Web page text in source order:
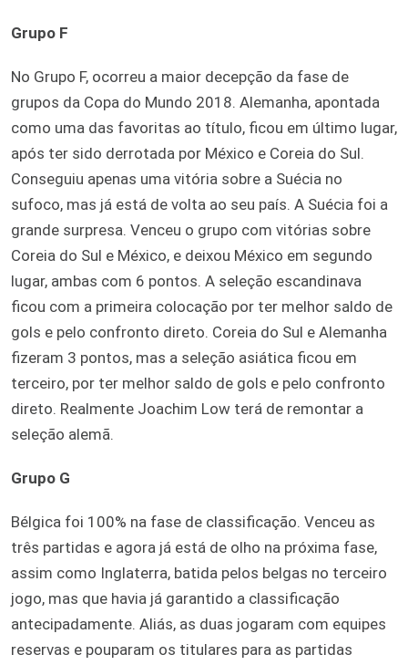
Grupo F
No Grupo F, ocorreu a maior decepção da fase de
grupos da Copa do Mundo 2018. Alemanha, apontada
como uma das favoritas ao título, ficou em último lugar,
após ter sido derrotada por México e Coreia do Sul.
Conseguiu apenas uma vitória sobre a Suécia no
sufoco, mas já está de volta ao seu país. A Suécia foi a
grande surpresa. Venceu o grupo com vitórias sobre
Coreia do Sul e México, e deixou México em segundo
lugar, ambas com 6 pontos. A seleção escandinava
ficou com a primeira colocação por ter melhor saldo de
gols e pelo confronto direto. Coreia do Sul e Alemanha
fizeram 3 pontos, mas a seleção asiática ficou em
terceiro, por ter melhor saldo de gols e pelo confronto
direto. Realmente Joachim Low terá de remontar a
seleção alemã.
Grupo G
Bélgica foi 100% na fase de classificação. Venceu as
três partidas e agora já está de olho na próxima fase,
assim como Inglaterra, batida pelos belgas no terceiro
jogo, mas que havia já garantido a classificação
antecipadamente. Aliás, as duas jogaram com equipes
reservas e pouparam os titulares para as partidas